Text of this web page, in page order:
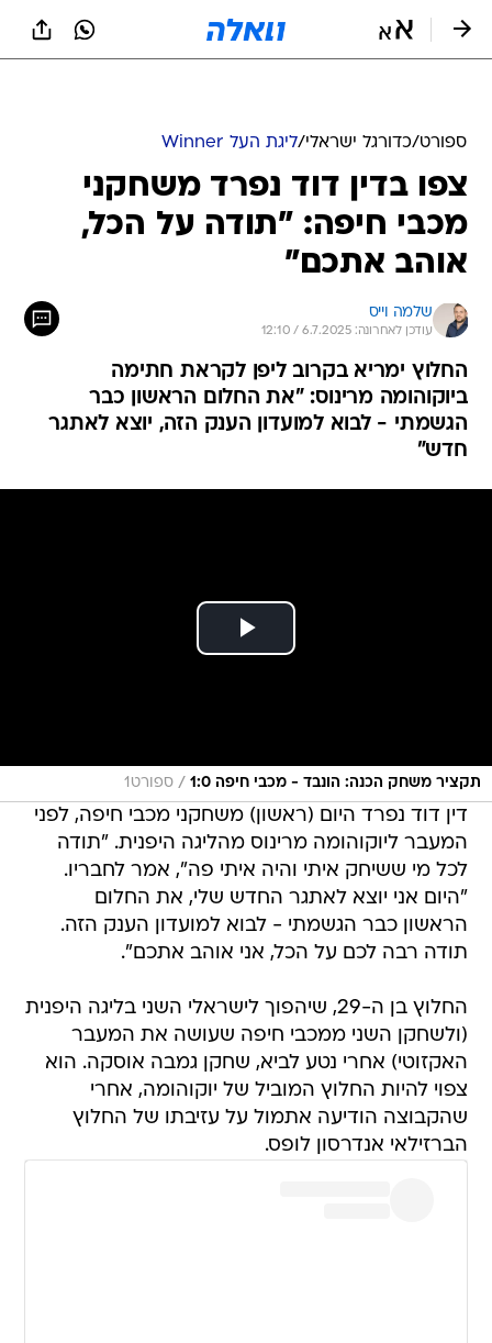
ספורט/כדורגל ישראלי/ליגת העל Winner
צפו בדין דוד נפרד משחקני
מכבי חיפה: "תודה על הכל,
אוהב אתכם"
שלמה וייס
עודכן לאחרונה: 6.7.2025 / 12:10
החלוץ ימריא בקרוב ליפן לקראת חתימה
ביוקוהומה מרינוס: "את החלום הראשון כבר
הגשמתי - לבוא למועדון הענק הזה, יוצא לאתגר
חדש"
תקציר משחק הכנה: הונבד - מכבי חיפה 1:0 / ספורט1
דין דוד נפרד היום (ראשון) משחקני מכבי חיפה, לפני
המעבר ליוקוהומה מרינוס מהליגה היפנית. "תודה
לכל מי ששיחק איתי והיה איתי פה", אמר לחבריו.
"היום אני יוצא לאתגר החדש שלי, את החלום
הראשון כבר הגשמתי - לבוא למועדון הענק הזה.
תודה רבה לכם על הכל, אני אוהב אתכם".
החלוץ בן ה-29, שיהפוך לישראלי השני בליגה היפנית
(ולשחקן השני ממכבי חיפה שעושה את המעבר
האקזוטי) אחרי נטע לביא, שחקן גמבה אוסקה. הוא
צפוי להיות החלוץ המוביל של יוקוהומה, אחרי
שהקבוצה הודיעה אתמול על עזיבתו של החלוץ
הברזילאי אנדרסון לופס.